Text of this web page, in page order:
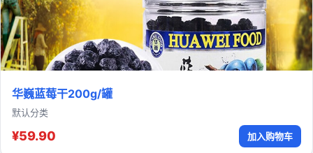
华巍蓝莓干200g/罐
默认分类
¥59.90 加入购物车